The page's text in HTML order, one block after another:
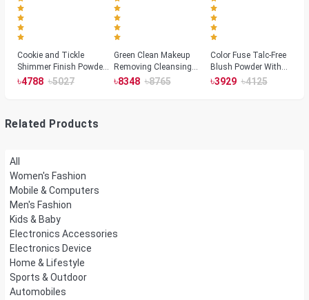
Cookie and Tickle
Shimmer Finish Powder
Highlighters
৳4788 ৳5027
Green Clean Makeup
Removing Cleansing
Balm
৳8348 ৳8765
Color Fuse Talc-Free
Blush Powder With
Fermented Arnica
৳3929 ৳4125
Related Products
All
Women's Fashion
Mobile & Computers
Men's Fashion
Kids & Baby
Electronics Accessories
Electronics Device
Home & Lifestyle
Sports & Outdoor
Automobiles